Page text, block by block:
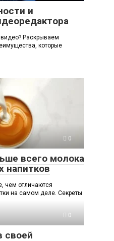
и
Раскрываем
которые
0
всего молока
напитков
чем отличаются
на самом деле. Секреты
0
своей